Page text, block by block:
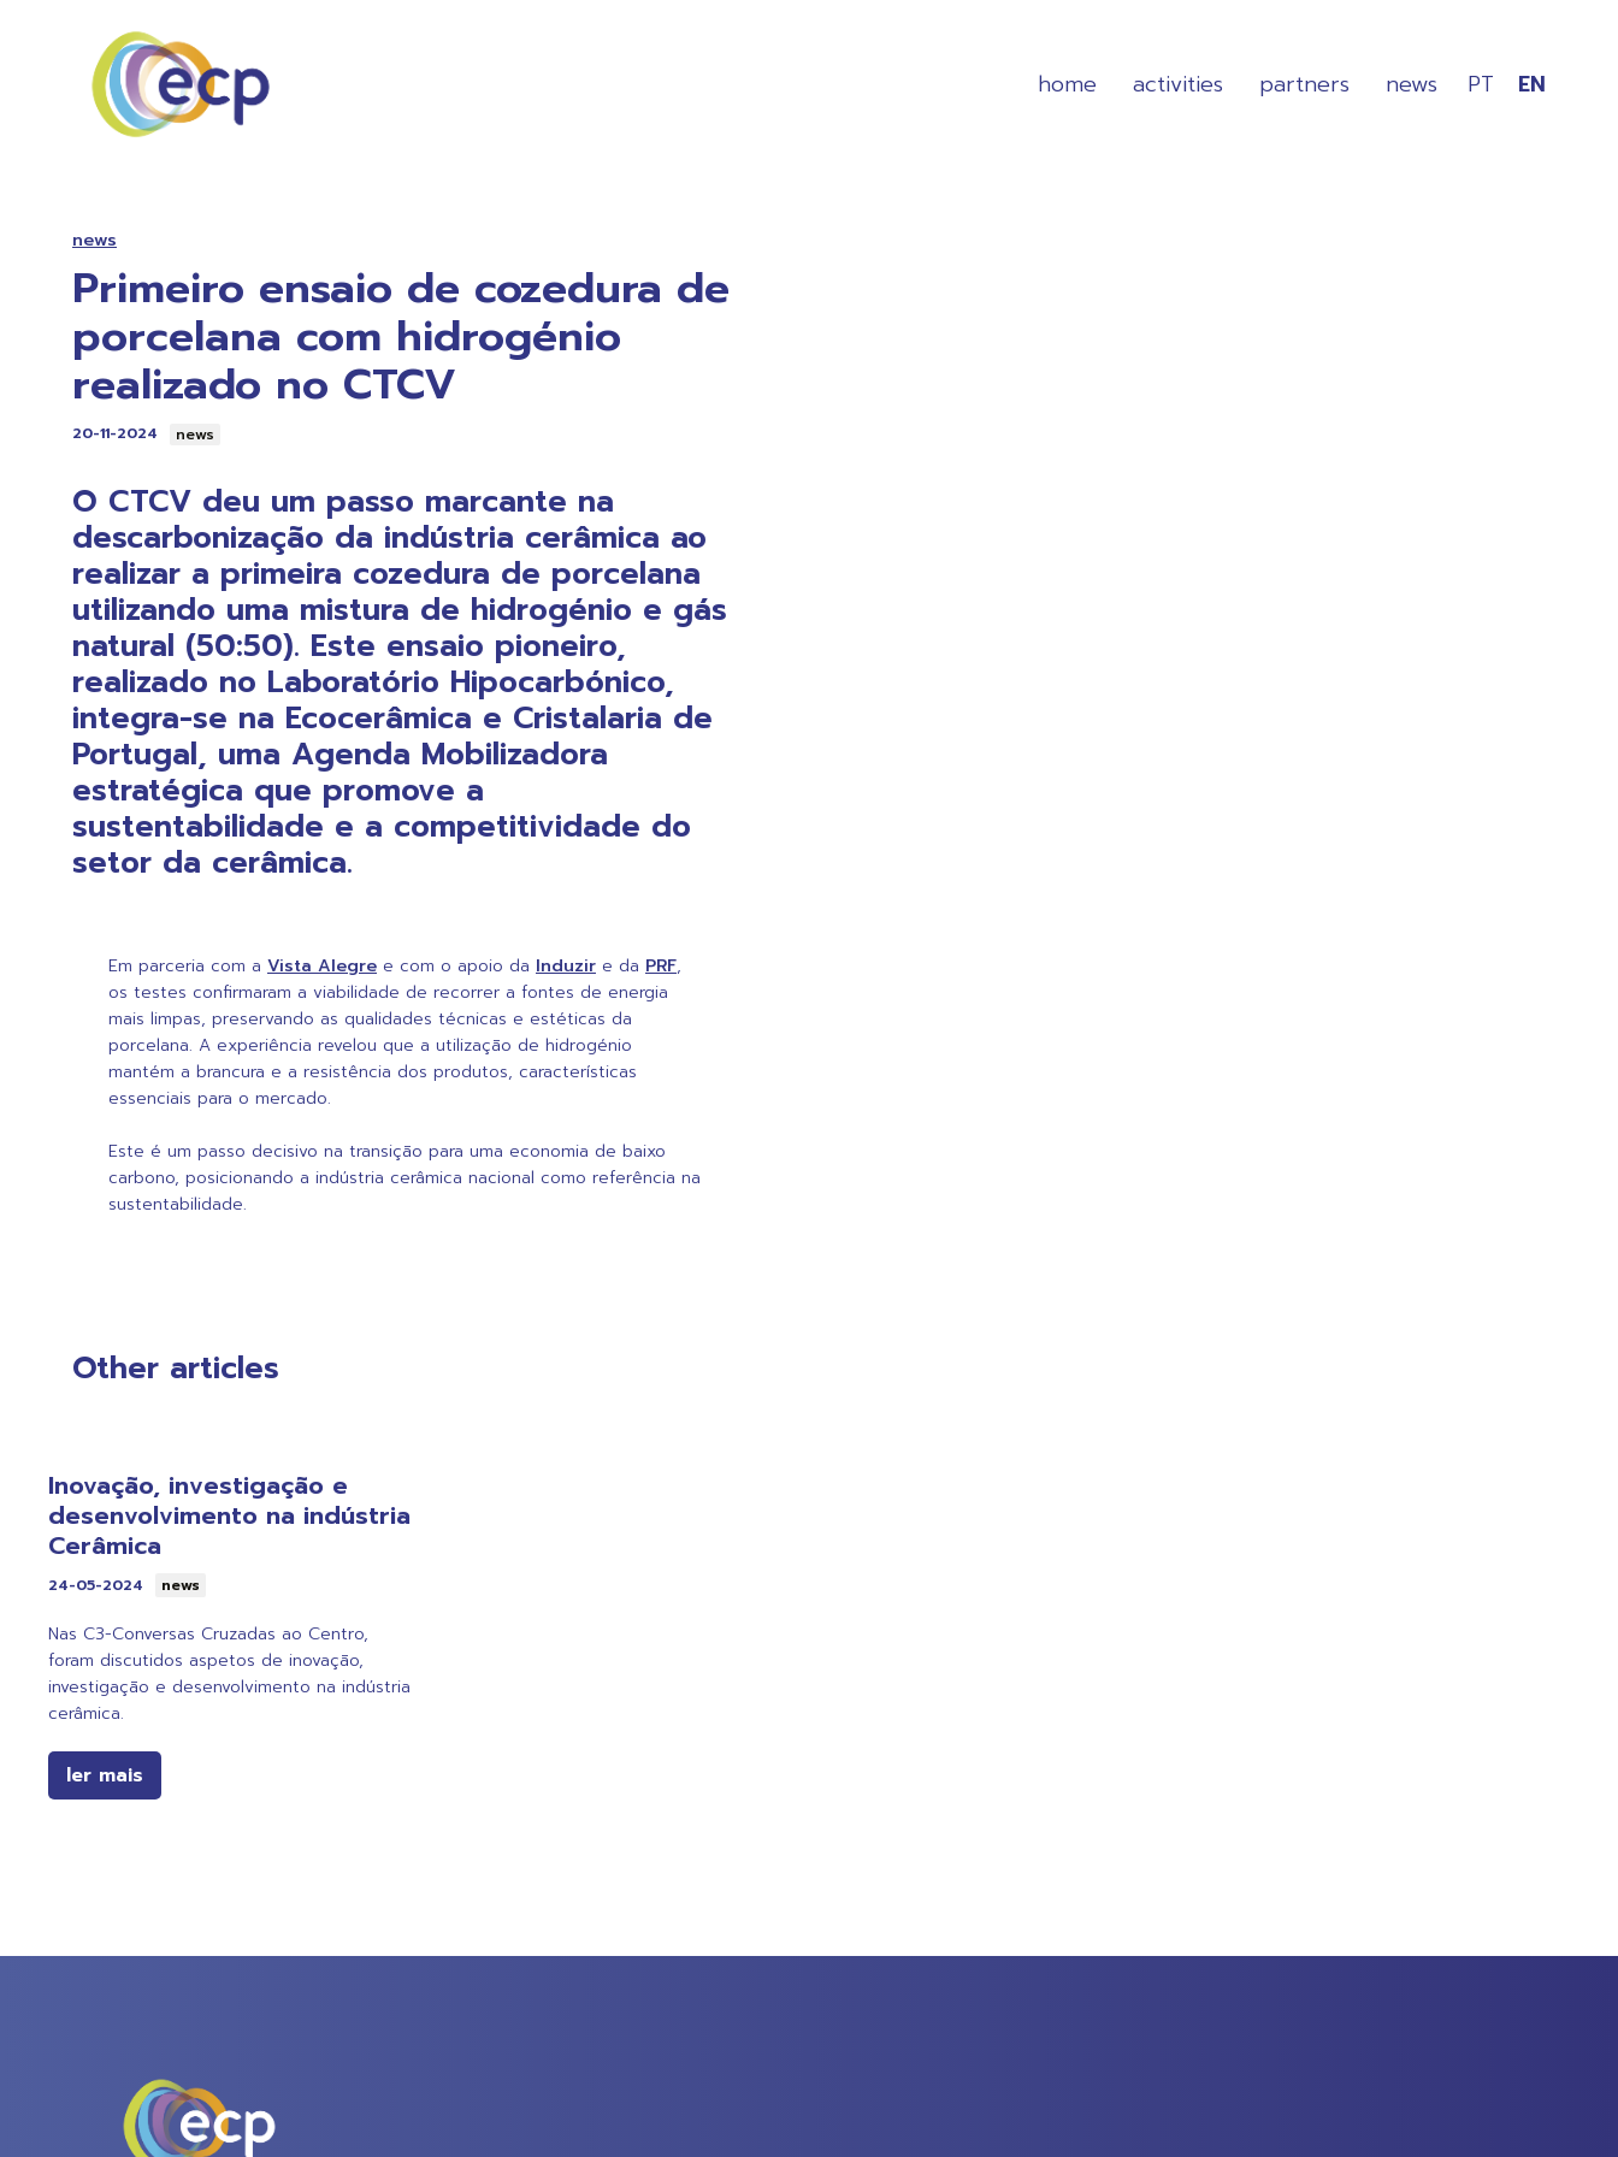
home activities partners news PT EN
news
Primeiro ensaio de cozedura de
porcelana com hidrogénio
realizado no CTCV
20-11-2024 news
O CTCV deu um passo marcante na
descarbonização da indústria cerâmica ao
realizar a primeira cozedura de porcelana
utilizando uma mistura de hidrogénio e gás
natural (50:50). Este ensaio pioneiro,
realizado no Laboratório Hipocarbónico,
integra-se na Ecocerâmica e Cristalaria de
Portugal, uma Agenda Mobilizadora
estratégica que promove a
sustentabilidade e a competitividade do
setor da cerâmica.
Em parceria com a Vista Alegre e com o apoio da Induzir e da PRF,
os testes confirmaram a viabilidade de recorrer a fontes de energia
mais limpas, preservando as qualidades técnicas e estéticas da
porcelana. A experiência revelou que a utilização de hidrogénio
mantém a brancura e a resistência dos produtos, características
essenciais para o mercado.
Este é um passo decisivo na transição para uma economia de baixo
carbono, posicionando a indústria cerâmica nacional como referência na
sustentabilidade.
Other articles
Inovação, investigação e
desenvolvimento na indústria
Cerâmica
24-05-2024 news
Nas C3-Conversas Cruzadas ao Centro,
foram discutidos aspetos de inovação,
investigação e desenvolvimento na indústria
cerâmica.
ler mais